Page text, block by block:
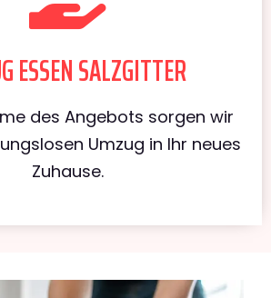
ESSEN SALZGITTER
des Angebots sorgen wir
Umzug in Ihr neues
Zuhause.